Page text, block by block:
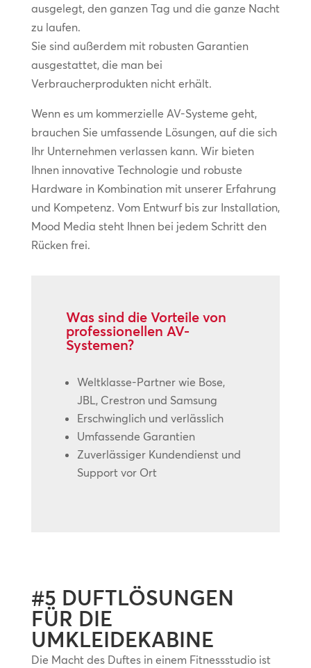
ausgelegt, den ganzen Tag und die ganze Nacht
zu laufen.
Sie sind außerdem mit robusten Garantien
ausgestattet, die man bei
Verbraucherprodukten nicht erhält.
Wenn es um kommerzielle AV-Systeme geht,
brauchen Sie umfassende Lösungen, auf die sich
Ihr Unternehmen verlassen kann. Wir bieten
Ihnen innovative Technologie und robuste
Hardware in Kombination mit unserer Erfahrung
und Kompetenz. Vom Entwurf bis zur Installation,
Mood Media steht Ihnen bei jedem Schritt den
Rücken frei.
Was sind die Vorteile von
professionellen AV-
Systemen?
Weltklasse-Partner wie Bose,
JBL, Crestron und Samsung
Erschwinglich und verlässlich
Umfassende Garantien
Zuverlässiger Kundendienst und
Support vor Ort
#5 DUFTLÖSUNGEN
FÜR DIE
UMKLEIDEKABINE
Die Macht des Duftes in einem Fitnessstudio ist